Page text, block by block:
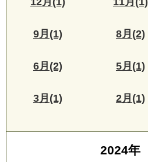
9月(1) 8月(2)
6月(2) 5月(1)
3月(1) 2月(1)
2024年